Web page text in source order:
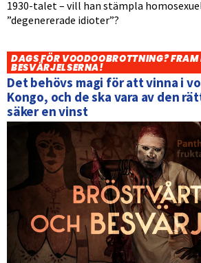
1930-talet – vill han stämpla
”degenererade idioter”?
DAGS FÖR VOODOOBROTTNING? FRAM
BESVÄRJELSERNA!
Det behövs magi för att vinna i
Kongo, och de ska vara av den
säker en vinst